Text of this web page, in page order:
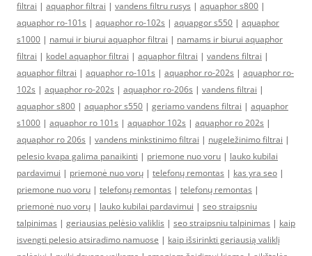
filtrai | aquaphor filtrai | vandens filtru rusys | aquaphor s800 |
aquaphor ro-101s | aquaphor ro-102s | aquapgor s550 | aquaphor
s1000 | namui ir biurui aquaphor filtrai | namams ir biurui aquaphor
filtrai | kodel aquaphor filtrai | aquaphor filtrai | vandens filtrai |
aquaphor filtrai | aquaphor ro-101s | aquaphor ro-202s | aquaphor ro-
102s | aquaphor ro-202s | aquaphor ro-206s | vandens filtrai |
aquaphor s800 | aquaphor s550 | geriamo vandens filtrai | aquaphor
s1000 | aquaphor ro 101s | aquaphor 102s | aquaphor ro 202s |
aquaphor ro 206s | vandens minkstinimo filtrai | nugeležinimo filtrai |
pelesio kvapa galima panaikinti | priemone nuo voru | lauko kubilai
pardavimui | priemonė nuo vorų | telefonų remontas | kas yra seo |
priemone nuo voru | telefonų remontas | telefonų remontas |
priemonė nuo vorų | lauko kubilai pardavimui | seo straipsniu
talpinimas | geriausias pelėsio valiklis | seo straipsniu talpinimas | kaip
isvengti pelesio atsiradimo namuose | kaip išsirinkti geriausią valiklį